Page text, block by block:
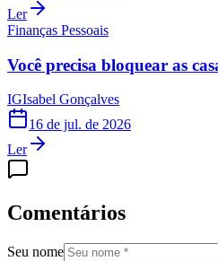
Ler
Finanças Pessoais
Você precisa bloquear as
IGIsabel Gonçalves
16 de jul. de 2026
Ler
Comentários
Seu nome